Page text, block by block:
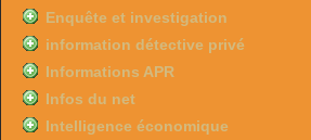
Enquête et investigation
information détective privé
Informations APR
Infos du net
Intelligence économique